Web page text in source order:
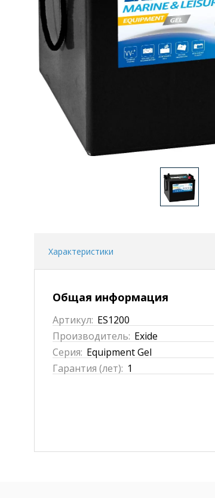
Характеристики
Общая информация
Артикул: ES1200
Производитель: Exide
Серия: Equipment Gel
Гарантия (лет): 1